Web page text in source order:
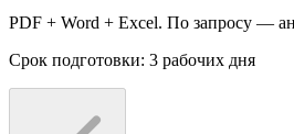
PDF + Word + Excel. По запросу —
Срок подготовки: 3 рабочих дня